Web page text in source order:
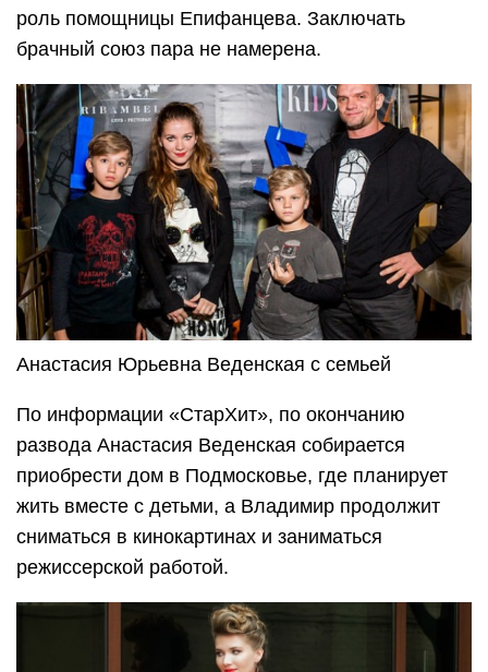
роль помощницы Епифанцева. Заключать
брачный союз пара не намерена.
Анастасия Юрьевна Веденская с семьей
По информации «СтарХит», по окончанию
развода Анастасия Веденская собирается
приобрести дом в Подмосковье, где планирует
жить вместе с детьми, а Владимир продолжит
сниматься в кинокартинах и заниматься
режиссерской работой.